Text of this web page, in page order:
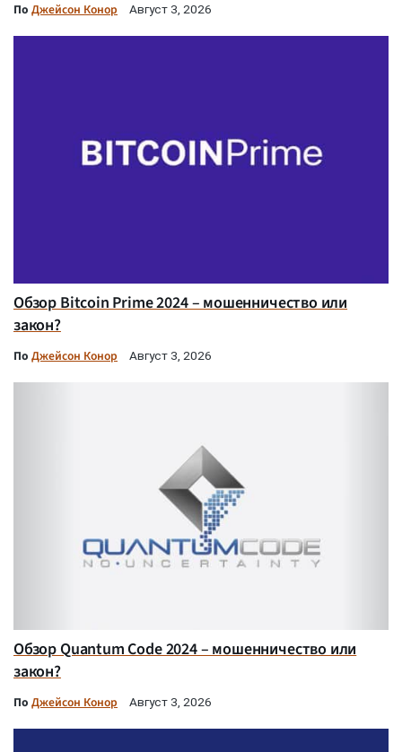
По Джейсон Конор Август 3, 2026
Обзор Bitcoin Prime 2024 – мошенничество или
закон?
По Джейсон Конор Август 3, 2026
Обзор Quantum Code 2024 – мошенничество или
закон?
По Джейсон Конор Август 3, 2026